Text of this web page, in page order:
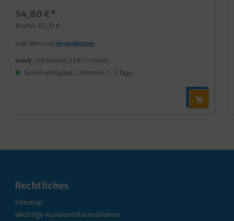
54,80 €*
Brutto: 65,21 €
zzgl. MwSt undVersandkosten
Inhalt: 250 Stück (0,22 €* / 1 Stück)
Sofort verfügbar, Lieferzeit: 1-3 Tage
Rechtliches
Sitemap
Wichtige Kundeninformationen